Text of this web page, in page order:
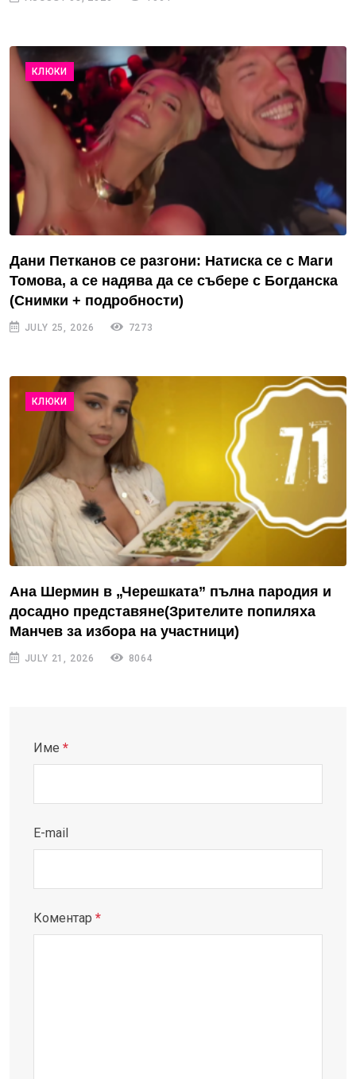
КЛЮКИ
Дани Петканов се разгони: Натиска се с Маги
Томова, а се надява да се събере с Богданска
(Снимки + подробности)
JULY 25, 2026 7273
КЛЮКИ
Ана Шермин в „Черешката” пълна пародия и
досадно представяне(Зрителите попиляха
Манчев за избора на участници)
JULY 21, 2026 8064
Име *
E-mail
Коментар *